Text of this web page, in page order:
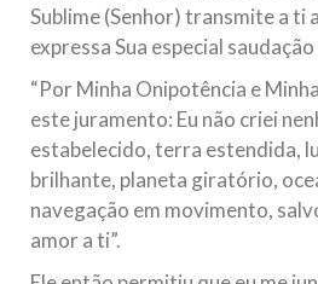
Sublime (Senhor) transmite a ti
expressa Sua especial
“Por Minha Onipotência e
este juramento: Eu não criei
estabelecido, terra estendida,
brilhante, planeta giratório,
navegação em movimento,
amor a ti”.